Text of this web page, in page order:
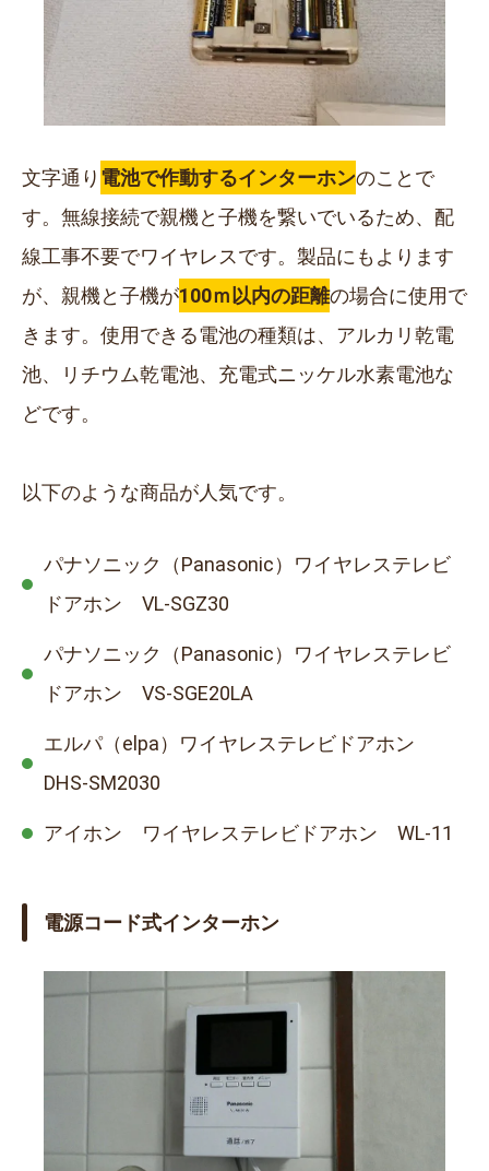
文字通り 電池で作動するインターホンのことで
す。無線接続で親機と子機を繋いでいるため、配
線工事不要でワイヤレスです。製品にもよります
が、親機と子機が100ｍ以内の距離の場合に使用で
きます。使用できる電池の種類は、アルカリ乾電
池、リチウム乾電池、充電式ニッケル水素電池な
どです。
以下のような商品が人気です。
パナソニック（Panasonic）ワイヤレステレビ
ドアホン VL-SGZ30
パナソニック（Panasonic）ワイヤレステレビ
ドアホン VS-SGE20LA
エルパ（elpa）ワイヤレステレビドアホン
DHS-SM2030
アイホン ワイヤレステレビドアホン WL-11
電源コード式インターホン